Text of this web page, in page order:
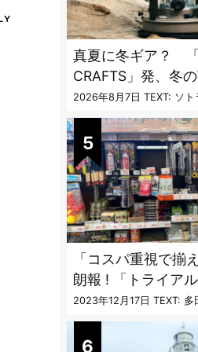
真夏に冬ギア？
CRAFTS」発、冬
「13時間燃焼」1台
2026年8月7日 TEXT: ソ
「コスパ重視で揃
朗報 ! 「トライアル」で買える
キャンプ道具7品
2023年12月17日 TEXT: 多